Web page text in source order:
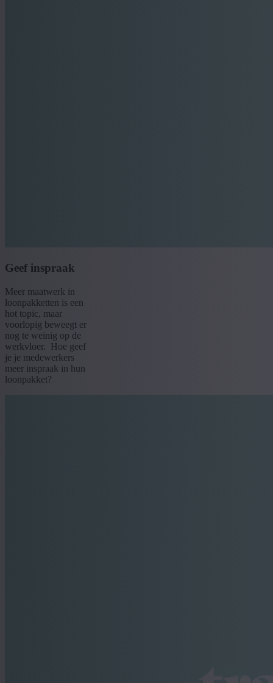
Geef inspraak
Meer maatwerk in
loonpakketten is een
hot topic, maar
voorlopig beweegt er
nog te weinig op de
werkvloer. Hoe geef
je je medewerkers
meer inspraak in hun
loonpakket?